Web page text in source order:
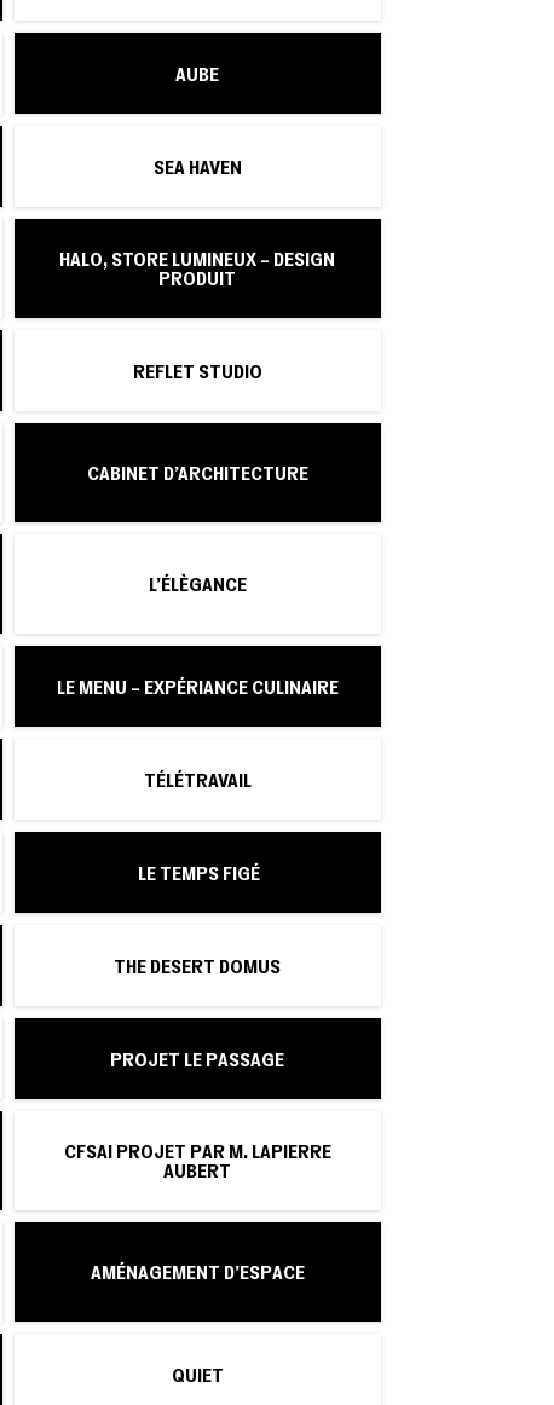
AUBE
SEA HAVEN
HALO, STORE LUMINEUX – DESIGN
PRODUIT
REFLET STUDIO
CABINET D’ARCHITECTURE
L'ÉLÈGANCE
LE MENU – EXPÉRIANCE CULINAIRE
TÉLÉTRAVAIL
LE TEMPS FIGÉ
THE DESERT DOMUS
PROJET LE PASSAGE
CFSAI PROJET PAR M. LAPIERRE
AUBERT
AMÉNAGEMENT D'ESPACE
QUIET